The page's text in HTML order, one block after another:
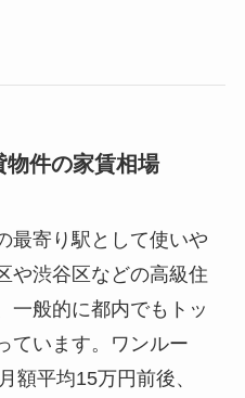
物件の家賃相場
最寄り駅として使いや
や渋谷区などの高級住
一般的に都内でもトッ
ています。ワンルー
額平均15万円前後、